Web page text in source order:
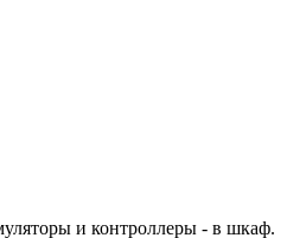
и контроллеры - в шкаф.